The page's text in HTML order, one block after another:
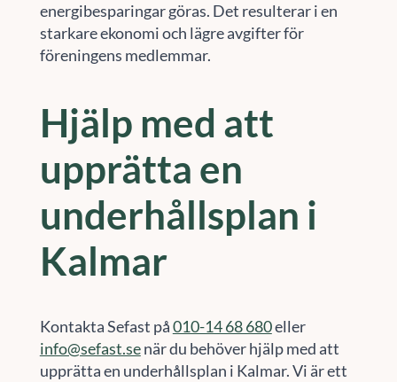
energibesparingar göras. Det resulterar i en
starkare ekonomi och lägre avgifter för
föreningens medlemmar.
Hjälp med att
upprätta en
underhållsplan i
Kalmar
Kontakta Sefast på010-14 68 680eller
info@sefast.senär du behöver hjälp med att
upprätta en underhållsplan i Kalmar. Vi är ett